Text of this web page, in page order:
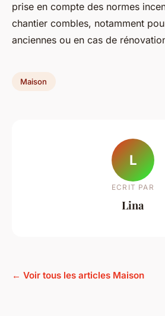
prise en compte des normes
chantier combles, notamment
anciennes ou en cas de
Maison
L
ECRIT PAR
Lina
← Voir tous les articles Maison